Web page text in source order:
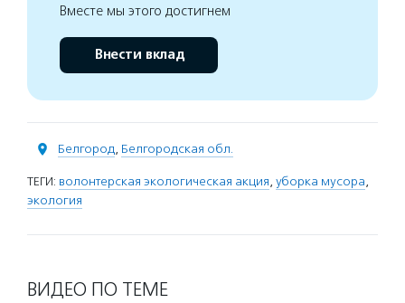
Вместе мы этого достигнем
Внести вклад
Белгород, Белгородская обл.
ТЕГИ: волонтерская экологическая акция, уборка мусора,
экология
ВИДЕО ПО ТЕМЕ